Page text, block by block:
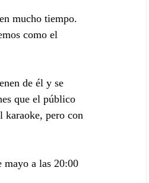
mucho tiempo.
como el
de él y se
que el público
karaoke, pero con
mayo a las 20:00